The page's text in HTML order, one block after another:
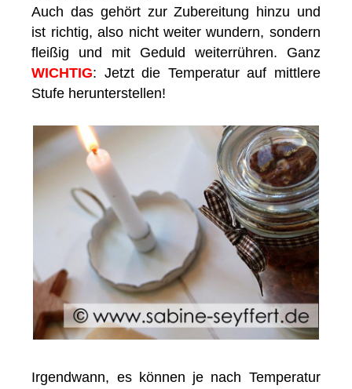
Auch das gehört zur Zubereitung hinzu und
ist richtig, also nicht weiter wundern, sondern
fleißig und mit Geduld weiterrühren. Ganz
WICHTIG: Jetzt die Temperatur auf mittlere
Stufe herunterstellen!
Irgendwann, es können je nach Temperatur